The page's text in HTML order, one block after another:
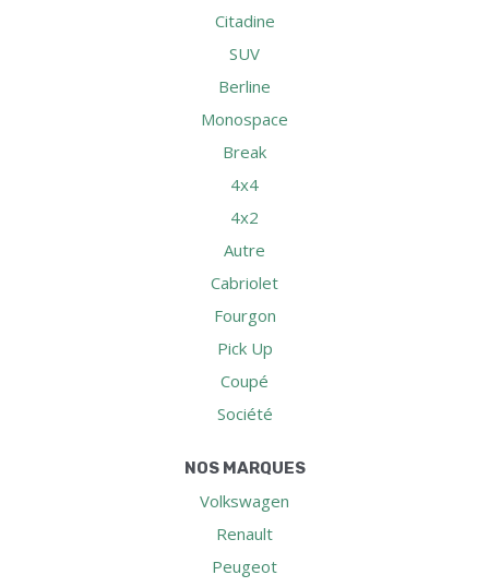
Citadine
SUV
Berline
Monospace
Break
4x4
4x2
Autre
Cabriolet
Fourgon
Pick Up
Coupé
Société
NOS MARQUES
Volkswagen
Renault
Peugeot